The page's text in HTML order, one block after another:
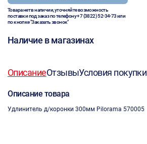
Товара нет в наличии, уточняйте возможность
поставки под заказ по телефону+7 (3822) 52-34-73или
по кнопке "Заказать звонок"
Наличие в магазинах
ОписаниеОтзывыУсловия покупки
Описание товара
Удлинитель д/коронки 300мм Pilorama 570005